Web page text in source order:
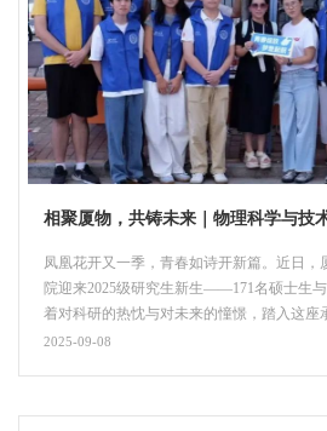
相聚厦物，共铸未来｜物理科学与技
凤凰花开又一季，青春如诗开新篇。近日，
院迎来2025级研究生新生——171名硕士生
着对科研的热忱与对未来的憧憬，踏入这座
园。学院在芙蓉路三家村与海韵学生公寓分
生各学生组织积极联动，早早启动新生线上
2025-09-08